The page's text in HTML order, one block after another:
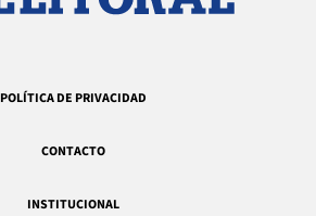
POLÍTICA DE PRIVACIDAD
CONTACTO
INSTITUCIONAL